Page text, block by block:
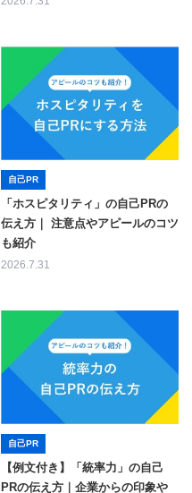
自己PR
「ホスピタリティ」の自己PRの
伝え方｜ 注意点やアピールのコツ
も紹介
2026.7.31
自己PR
【例文付き】「統率力」の自己
PRの伝え方｜企業からの印象や